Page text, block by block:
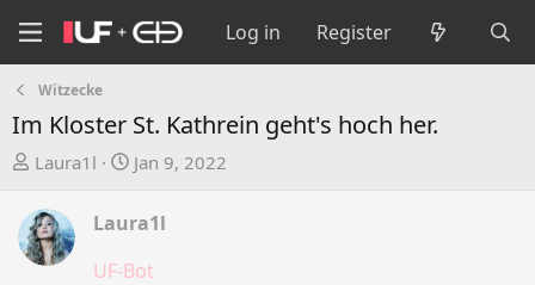
Log in Register
Witzecke
Im Kloster St. Kathrein geht's hoch her.
T
r
e
a
Laura1l
S
t
Jan 9, 2022
Laura1l
UF-Bot